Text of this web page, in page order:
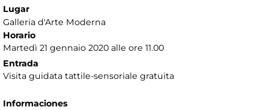
Lugar
Galleria d'Arte Moderna
Horario
Martedì 21 gennaio 2020 alle ore 11.00
Entrada
Visita guidata tattile-sensoriale gratuita
Informaciones